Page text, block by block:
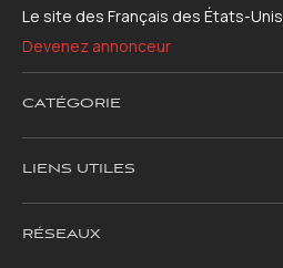
Le site des Français des États-Unis
Devenez annonceur
CATÉGORIE
LIENS UTILES
RÉSEAUX